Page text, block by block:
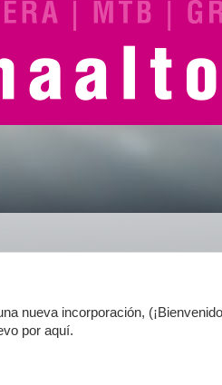
nueva incorporación,
por aquí.